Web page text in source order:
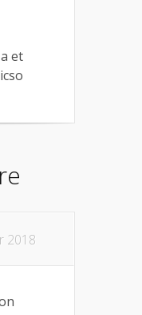
et
2018